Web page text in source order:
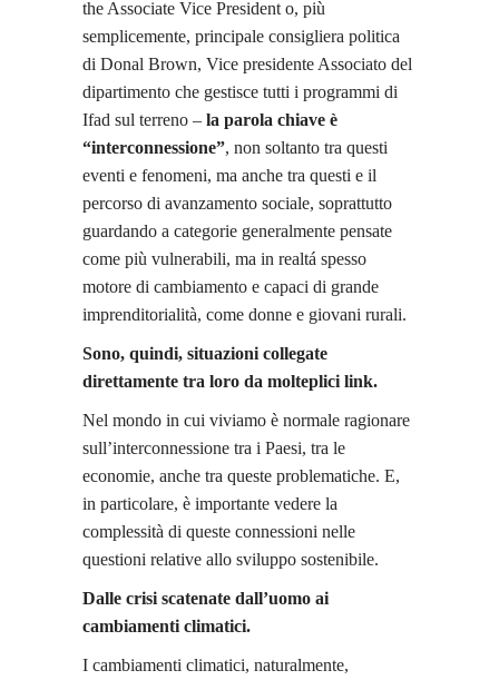
the Associate Vice President o, più
semplicemente, principale consigliera politica
di Donal Brown, Vice presidente Associato del
dipartimento che gestisce tutti i programmi di
Ifad sul terreno – la parola chiave è
“interconnessione”, non soltanto tra questi
eventi e fenomeni, ma anche tra questi e il
percorso di avanzamento sociale, soprattutto
guardando a categorie generalmente pensate
come più vulnerabili, ma in realtá spesso
motore di cambiamento e capaci di grande
imprenditorialità, come donne e giovani rurali.
Sono, quindi, situazioni collegate
direttamente tra loro da molteplici link.
Nel mondo in cui viviamo è normale ragionare
sull’interconnessione tra i Paesi, tra le
economie, anche tra queste problematiche. E,
in particolare, è importante vedere la
complessità di queste connessioni nelle
questioni relative allo sviluppo sostenibile.
Dalle crisi scatenate dall’uomo ai
cambiamenti climatici.
I cambiamenti climatici, naturalmente,